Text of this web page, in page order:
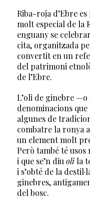
Riba-roja d’Ebre
molt especial de la
enguany se
cita, organitzada
convertit en un
del patrimoni
de l’Ebre.
L’oli de ginebre —o
denominacions
algunes de
combatre la ronya
un element molt
Però també té
i que se’n diu olila
i s’obté de la
ginebres,
del bosc.